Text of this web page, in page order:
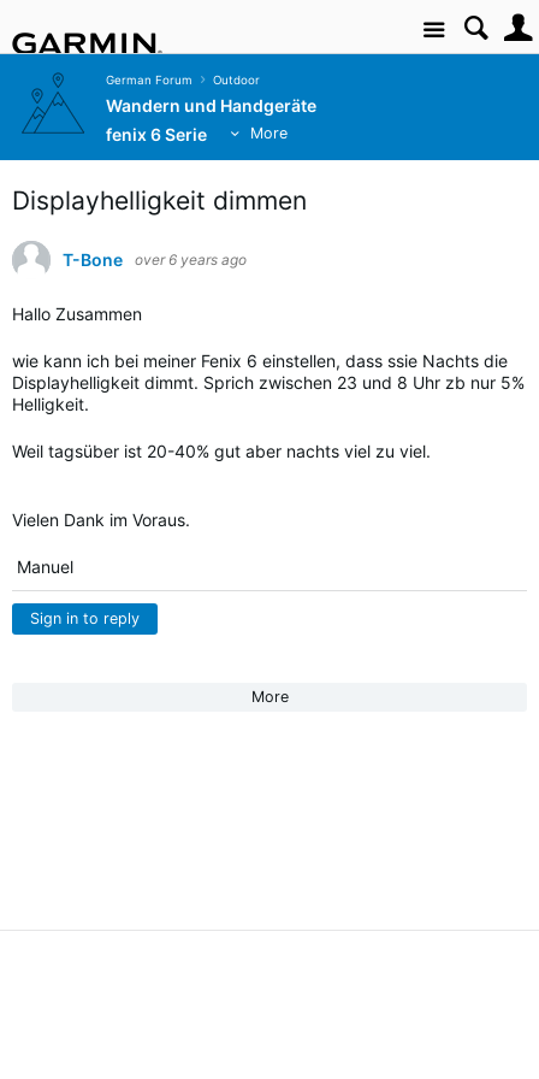
Site
German Forum Outdoor
Wandern und Handgeräte
fenix 6 Serie
More
Displayhelligkeit dimmen
T-Bone over 6 years ago
Hallo Zusammen
wie kann ich bei meiner Fenix 6 einstellen, dass ssie Nachts die
Displayhelligkeit dimmt. Sprich zwischen 23 und 8 Uhr zb nur 5%
Helligkeit.
Weil tagsüber ist 20-40% gut aber nachts viel zu viel.
Vielen Dank im Voraus.
Manuel
Sign in to reply
More